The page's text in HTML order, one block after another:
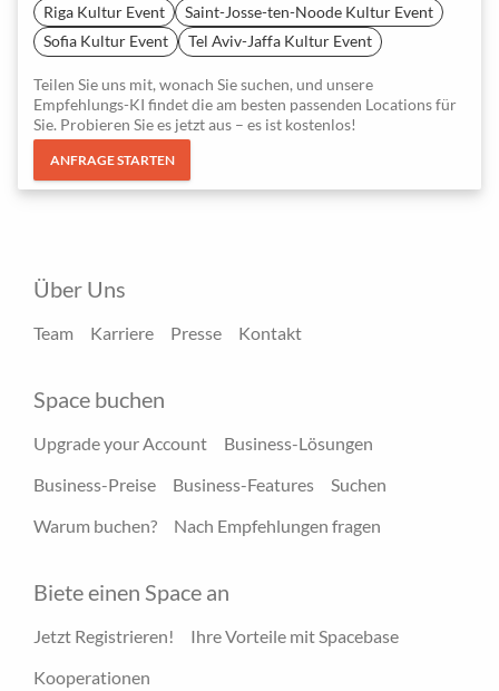
Riga Kultur Event
Saint-Josse-ten-Noode Kultur Event
Sofia Kultur Event
Tel Aviv-Jaffa Kultur Event
Teilen Sie uns mit, wonach Sie suchen, und unsere
Empfehlungs-KI findet die am besten passenden Locations für
Sie. Probieren Sie es jetzt aus – es ist kostenlos!
ANFRAGE STARTEN
Über Uns
Team Karriere Presse Kontakt
Space buchen
Upgrade your Account
Business-Lösungen
Business-Preise
Business-Features
Suchen
Warum buchen?
Nach Empfehlungen fragen
Biete einen Space an
Jetzt Registrieren!
Ihre Vorteile mit Spacebase
Kooperationen